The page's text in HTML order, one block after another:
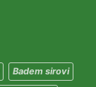
Badem sirovi